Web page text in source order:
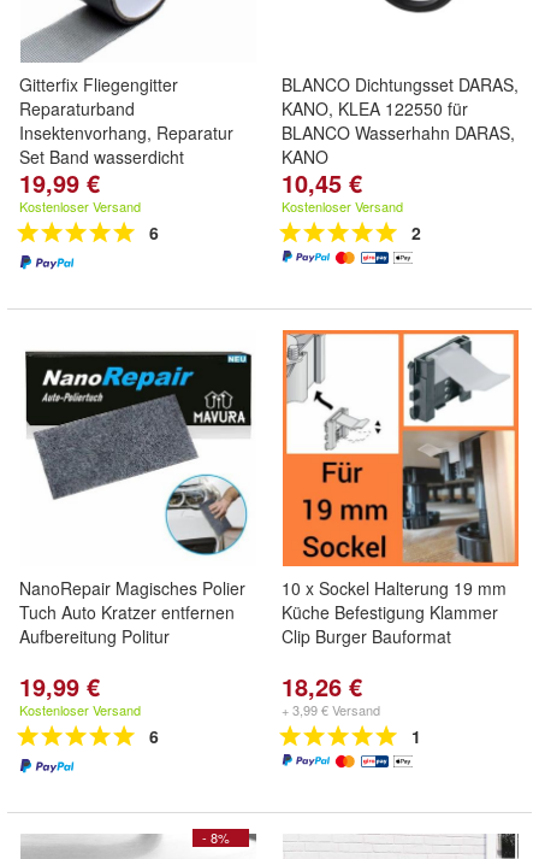
Gitterfix Fliegengitter
Reparaturband
Insektenvorhang, Reparatur
Set Band wasserdicht
19,99 €
Kostenloser Versand
6
BLANCO Dichtungsset DARAS,
KANO, KLEA 122550 für
BLANCO Wasserhahn DARAS,
KANO
10,45 €
Kostenloser Versand
2
NanoRepair Magisches Polier
Tuch Auto Kratzer entfernen
Aufbereitung Politur
19,99 €
Kostenloser Versand
6
10 x Sockel Halterung 19 mm
Küche Befestigung Klammer
Clip Burger Bauformat
18,26 €
+ 3,99 € Versand
1
- 8%